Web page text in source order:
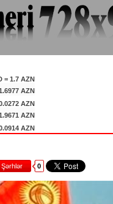
= 1.7 AZN
AZN
AZN
AZN
AZN
Şərhlər 0